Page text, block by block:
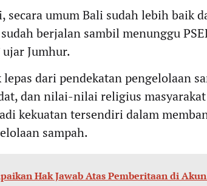
secara umum Bali sudah lebih baik
berjalan sambil menunggu
Jumhur.
dari pendekatan pengelolaan
dan nilai-nilai religius
kekuatan tersendiri dalam
sampah.
Hak Jawab Atas Pemberitaan di